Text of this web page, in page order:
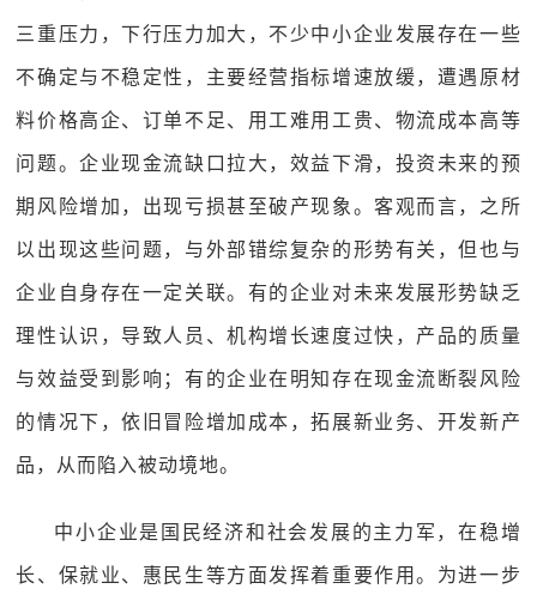
三重压力，下行压力加大，不少中小企业发展存在一些
不确定与不稳定性，主要经营指标增速放缓，遭遇原材
料价格高企、订单不足、用工难用工贵、物流成本高等
问题。企业现金流缺口拉大，效益下滑，投资未来的预
期风险增加，出现亏损甚至破产现象。客观而言，之所
以出现这些问题，与外部错综复杂的形势有关，但也与
企业自身存在一定关联。有的企业对未来发展形势缺乏
理性认识，导致人员、机构增长速度过快，产品的质量
与效益受到影响；有的企业在明知存在现金流断裂风险
的情况下，依旧冒险增加成本，拓展新业务、开发新产
品，从而陷入被动境地。
中小企业是国民经济和社会发展的主力军，在稳增
长、保就业、惠民生等方面发挥着重要作用。为进一步